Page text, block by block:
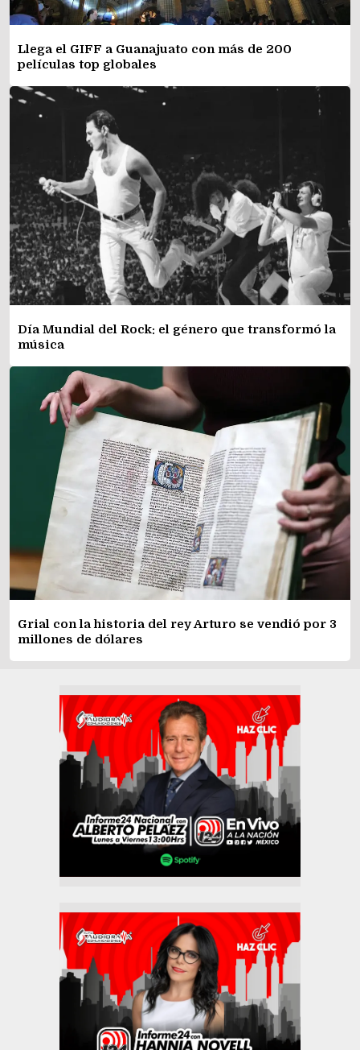
Llega el GIFF a Guanajuato con más de 200
películas top globales
Día Mundial del Rock: el género que transformó la
música
Grial con la historia del rey Arturo se vendió por 3
millones de dólares